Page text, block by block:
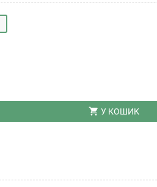
shopping_cart У КОШИК